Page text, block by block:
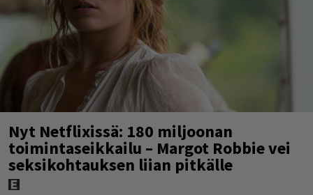
Nyt Netflixissä: 180 miljoonan
toimintaseikkailu – Margot Robbie vei
seksikohtauksen liian pitkälle